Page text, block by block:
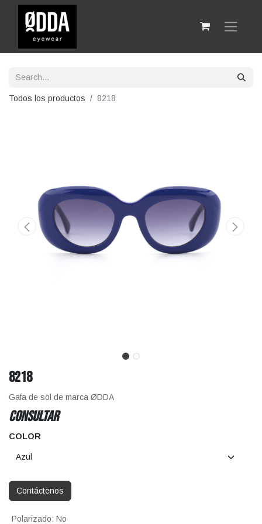
Todos los productos 8218
8218
Gafa de sol de marca ØDDA
CONSULTAR
COLOR
Contáctenos
Polarizado: No